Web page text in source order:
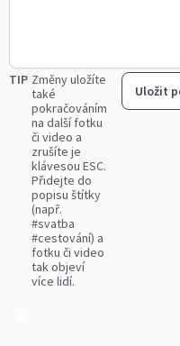
TIP Změny uložíte
také
pokračováním
na další fotku
či video a
zrušíte je
klávesou ESC.
Přidejte do
popisu štítky
(např.
#svatba
#cestování) a
fotku či video
tak objeví
více lidí.
Uložit